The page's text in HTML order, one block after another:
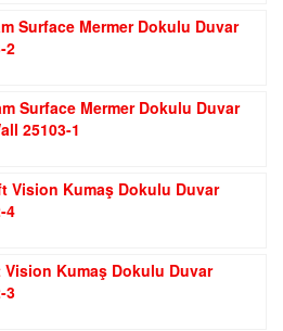
Surface Mermer Dokulu Duvar
2
Surface Mermer Dokulu Duvar
25103-1
Vision Kumaş Dokulu Duvar
4
Vision Kumaş Dokulu Duvar
3